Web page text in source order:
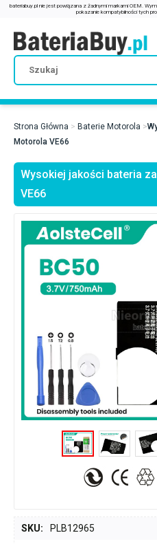
Strona Główna Baterie Motorola
Motorola VE66
Wysokiej jakości bateria
VE66
SKU: PLB12965